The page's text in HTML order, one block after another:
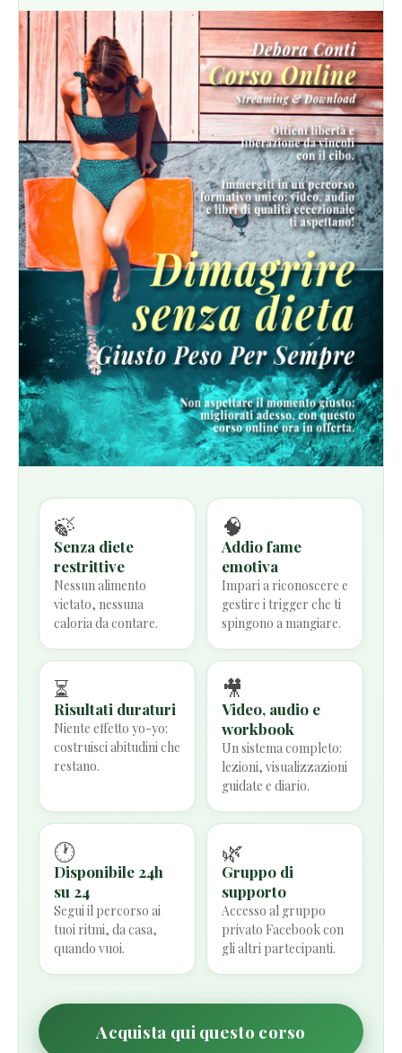
🍃
Senza diete
restrittive
Nessun alimento
vietato, nessuna
caloria da contare.
🧠
Addio fame
emotiva
Impari a riconoscere e
gestire i trigger che ti
spingono a mangiare.
⏳
Risultati duraturi
Niente effetto yo-yo:
costruisci abitudini che
restano.
🎥
Video, audio e
workbook
Un sistema completo:
lezioni, visualizzazioni
guidate e diario.
🕐
Disponibile 24h
su 24
Segui il percorso ai
tuoi ritmi, da casa,
quando vuoi.
🌿
Gruppo di
supporto
Accesso al gruppo
privato Facebook con
gli altri partecipanti.
Acquista qui questo corso